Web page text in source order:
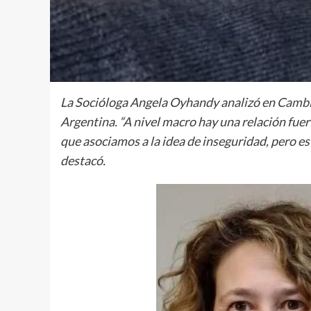
La Socióloga Angela Oyhandy analizó en
Argentina. “A nivel macro hay una relación
que asociamos a la idea de inseguridad, pero
destacó.